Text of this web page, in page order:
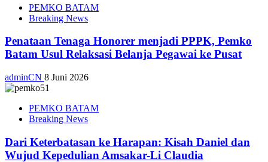
PEMKO BATAM
Breaking News
Penataan Tenaga Honorer menjadi PPPK, Pemko
Batam Usul Relaksasi Belanja Pegawai ke Pusat
adminCN 8 Juni 2026
PEMKO BATAM
Breaking News
Dari Keterbatasan ke Harapan: Kisah Daniel dan
Wujud Kepedulian Amsakar-Li Claudia